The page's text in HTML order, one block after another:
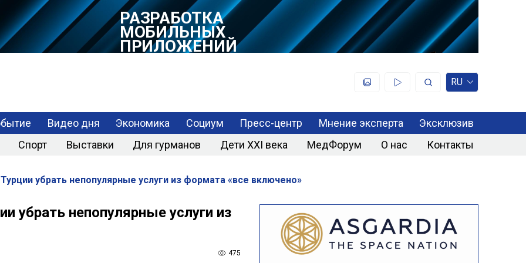
РАЗРАБОТКА
МОБИЛЬНЫХ
ПРИЛОЖЕНИЙ
RU
Видео дня Экономика Социум Пресс-центр Мнение эксперта
Эксклюзив
Спорт
Выставки Для гурманов Дети XXI века МедФорум О нас Контакты
убрать непопулярные услуги из формата «все включено»
убрать непопулярные услуги из
475